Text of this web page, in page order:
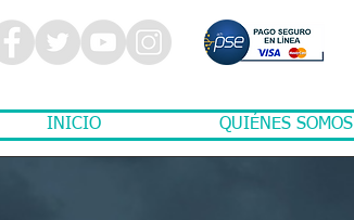
INICIO QUIÉNES SOMOS